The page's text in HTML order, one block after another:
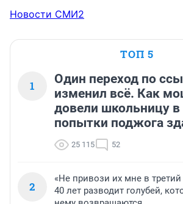
Новости СМИ2
ТОП 5
1
Один переход по
изменил всё. Как
довели школьницу в
попытки поджога
25 115 52
2
«Не привози их мне в
40 лет разводит голубей,